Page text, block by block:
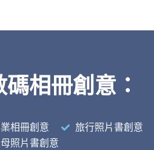
相冊創意：
相冊創意
旅行照片書創意
照片書創意